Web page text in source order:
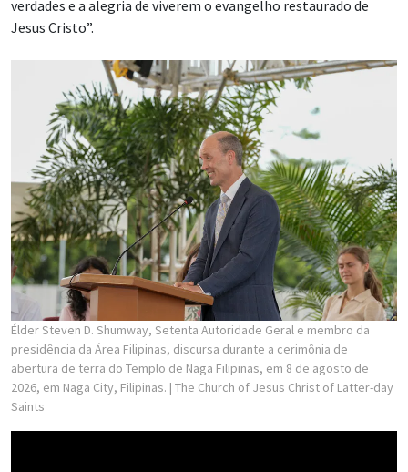
verdades e a alegria de viverem o evangelho restaurado de
Jesus Cristo”.
Élder Steven D. Shumway, Setenta Autoridade Geral e membro da
presidência da Área Filipinas, discursa durante a cerimônia de
abertura de terra do Templo de Naga Filipinas, em 8 de agosto de
2026, em Naga City, Filipinas. | The Church of Jesus Christ of Latter-day
Saints